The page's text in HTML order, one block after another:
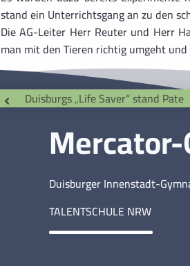
stand ein Unterrichtsgang an zu den
Die AG-Leiter Herr Reuter und Herr
man mit den Tieren richtig umgeht
Duisburgs „Life Saver“ stand Pate
Duisburger Innenstadt-
TALENTSCHULE NRW